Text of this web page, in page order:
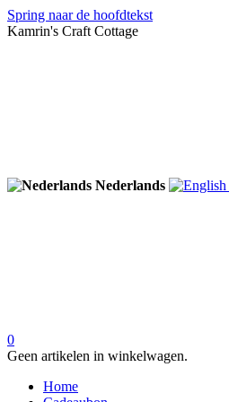
Spring naar de hoofdtekst
Kamrin's Craft Cottage
Nederlands
0
Geen artikelen in winkelwagen.
Home